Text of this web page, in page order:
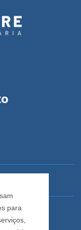
para